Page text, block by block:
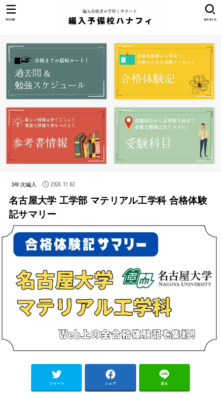
SEARCH
MENU
3年次編入 2024.11.02
名古屋大学 工学部 マテリアル工学科 合格体験
記サマリー
ツイート シェア 送る